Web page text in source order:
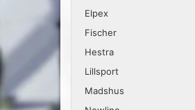
Elpex
Fischer
Hestra
Lillsport
Madshus